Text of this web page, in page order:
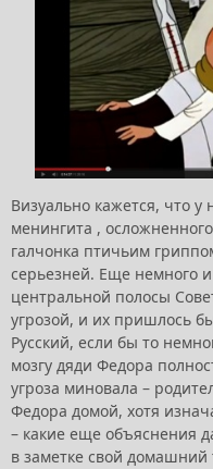
Визуально кажется, что у
менингита ,
галчонка птичьим
серьезней. Еще немного
центральной полосы
угрозой, и их пришлось
Русский, если бы то
мозгу дяди Федора
угроза миновала –
Федора домой, хотя
– какие еще объяснения
в заметке свой домашний